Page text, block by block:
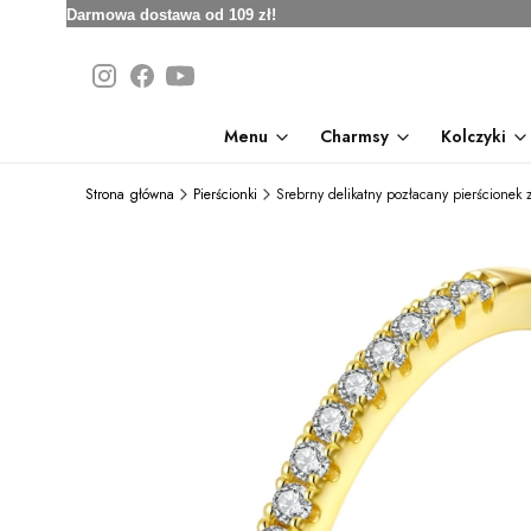
Darmowa dostawa od 109 zł!
Menu Charmsy Kolczyki
Strona główna Pierścionki Srebrny delikatny pozłacany